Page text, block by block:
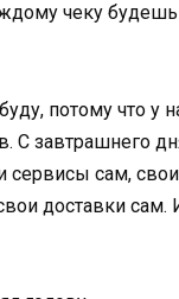
чеку
потому что у
С завтрашнего
сервисы сам,
доставки